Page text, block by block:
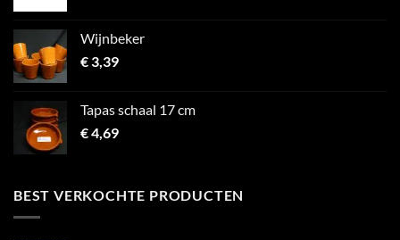
Wijnbeker
€3,39
Tapas schaal 17 cm
€4,69
BEST VERKOCHTE PRODUCTEN